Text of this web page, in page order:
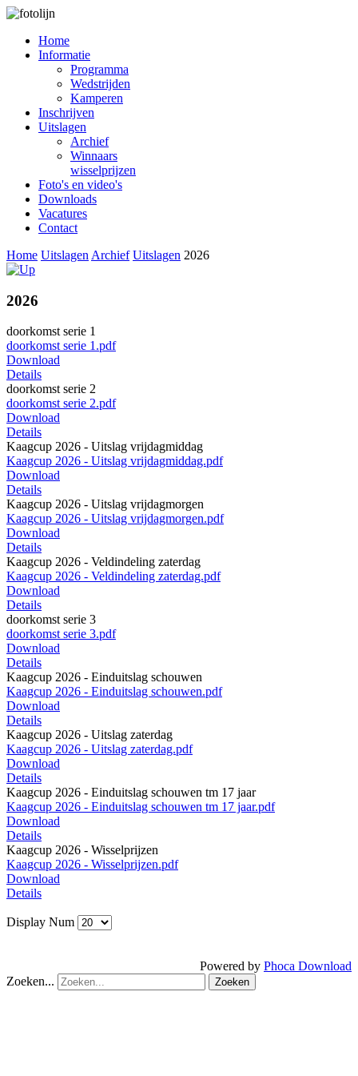
Home
Informatie
Programma
Wedstrijden
Kamperen
Inschrijven
Uitslagen
Archief
Winnaars
wisselprijzen
Foto's en video's
Downloads
Vacatures
Contact
Home Uitslagen Archief Uitslagen 2026
2026
doorkomst serie 1
doorkomst serie 1.pdf
Download
Details
doorkomst serie 2
doorkomst serie 2.pdf
Download
Details
Kaagcup 2026 - Uitslag vrijdagmiddag
Kaagcup 2026 - Uitslag vrijdagmiddag.pdf
Download
Details
Kaagcup 2026 - Uitslag vrijdagmorgen
Kaagcup 2026 - Uitslag vrijdagmorgen.pdf
Download
Details
Kaagcup 2026 - Veldindeling zaterdag
Kaagcup 2026 - Veldindeling zaterdag.pdf
Download
Details
doorkomst serie 3
doorkomst serie 3.pdf
Download
Details
Kaagcup 2026 - Einduitslag schouwen
Kaagcup 2026 - Einduitslag schouwen.pdf
Download
Details
Kaagcup 2026 - Uitslag zaterdag
Kaagcup 2026 - Uitslag zaterdag.pdf
Download
Details
Kaagcup 2026 - Einduitslag schouwen tm 17 jaar
Kaagcup 2026 - Einduitslag schouwen tm 17 jaar.pdf
Download
Details
Kaagcup 2026 - Wisselprijzen
Kaagcup 2026 - Wisselprijzen.pdf
Download
Details
Display Num
Powered by Phoca Download
Zoeken...
Zoeken